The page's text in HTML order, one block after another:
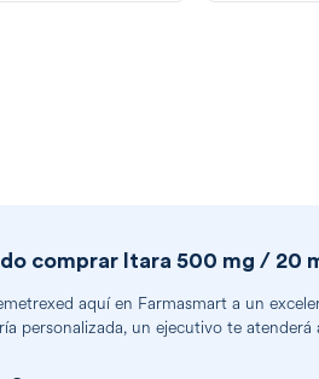
comprar Itara 500 mg / 20
aquí en Farmasmart a un
personalizada, un ejecutivo te atenderá